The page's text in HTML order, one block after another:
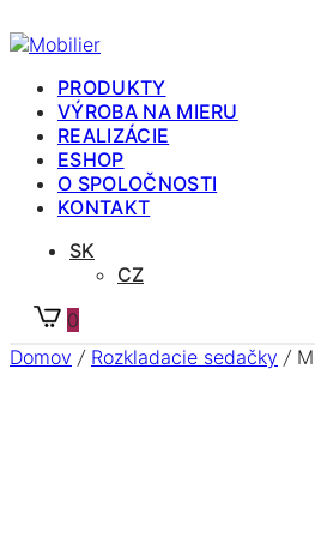
PRODUKTY
VÝROBA NA MIERU
REALIZÁCIE
ESHOP
O SPOLOČNOSTI
KONTAKT
SK
CZ
0
Domov / Rozkladacie sedačky /